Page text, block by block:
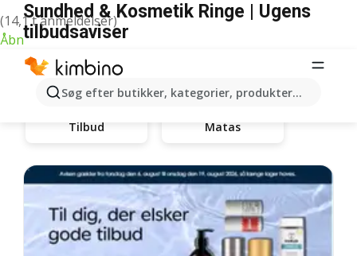
(14,1 t anmeldelser)
Åbn
Søg efter butikker, kategorier, produkter...
Sundhed & Kosmetik Ringe | Ugens
tilbudsaviser
Tilbud Matas